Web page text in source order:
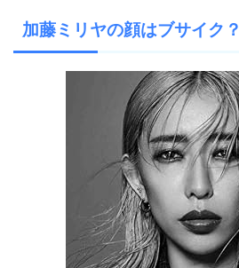
加藤ミリヤの顔はブサイク？